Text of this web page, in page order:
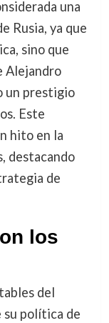
una
Rusia, ya que
sino que
Alejandro
un prestigio
Este
hito en la
destacando
de
los
del
su política de